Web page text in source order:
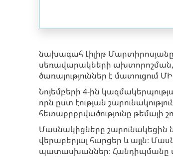
նախագահ Լիլիթ
սեռավարակների ախտորոշման,
ծառայություններ է
Նոյեմբերի 4-ին
որն ըստ էության
հետաքրքրվածությունը թեմայի
Մասնակիցները շարունակեցին
վերաբերյալ հարցեր և այլն։
պատասխաններ։ Հանդիպմանը